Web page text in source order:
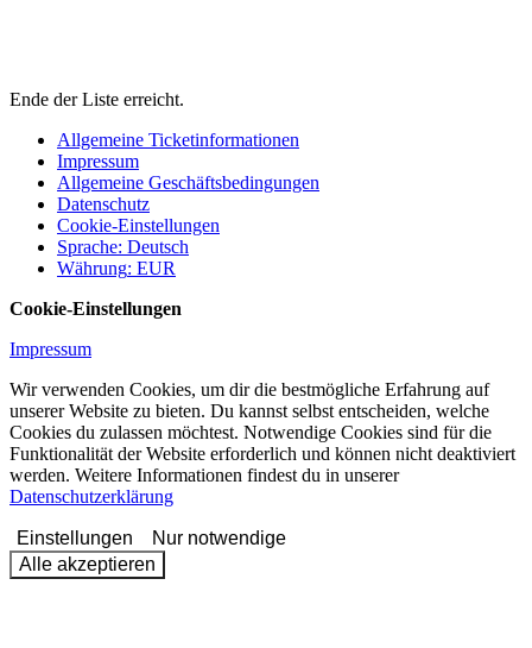
Ende der Liste erreicht.
Allgemeine Ticketinformationen
Impressum
Allgemeine Geschäftsbedingungen
Datenschutz
Cookie-Einstellungen
Sprache: Deutsch
Währung: EUR
Cookie-Einstellungen
Impressum
Wir verwenden Cookies, um dir die bestmögliche Erfahrung auf
unserer Website zu bieten. Du kannst selbst entscheiden, welche
Cookies du zulassen möchtest. Notwendige Cookies sind für die
Funktionalität der Website erforderlich und können nicht deaktiviert
werden. Weitere Informationen findest du in unserer
Datenschutzerklärung
Einstellungen
Nur notwendige
Alle akzeptieren